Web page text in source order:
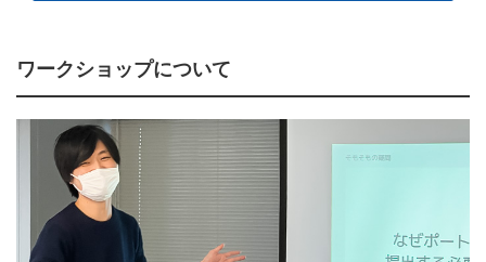
ワークショップについて